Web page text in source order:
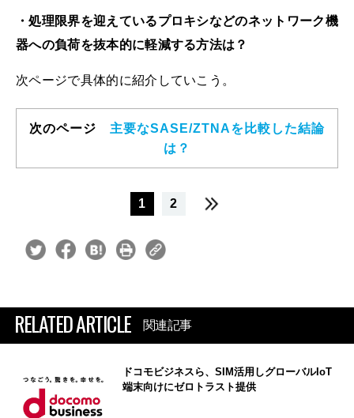
・処理限界を迎えているプロキシなどのネットワーク機
器への負荷を抜本的に軽減する方法は？
次ページで具体的に紹介していこう。
次のページ 主要なSASE/ZTNAを比較した結論
は？
1 2
RELATED ARTICLE 関連記事
ドコモビジネスら、SIM活用しグローバルIoT
端末向けにゼロトラスト提供